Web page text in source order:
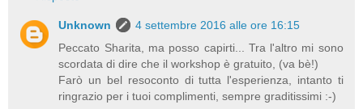
Unknown
4 settembre 2016 alle ore 16:15
Peccato Sharita, ma posso capirti... Tra l'altro mi sono
scordata di dire che il workshop è gratuito, (va bè!)
Farò un bel resoconto di tutta l'esperienza, intanto ti
ringrazio per i tuoi complimenti, sempre graditissimi :-)